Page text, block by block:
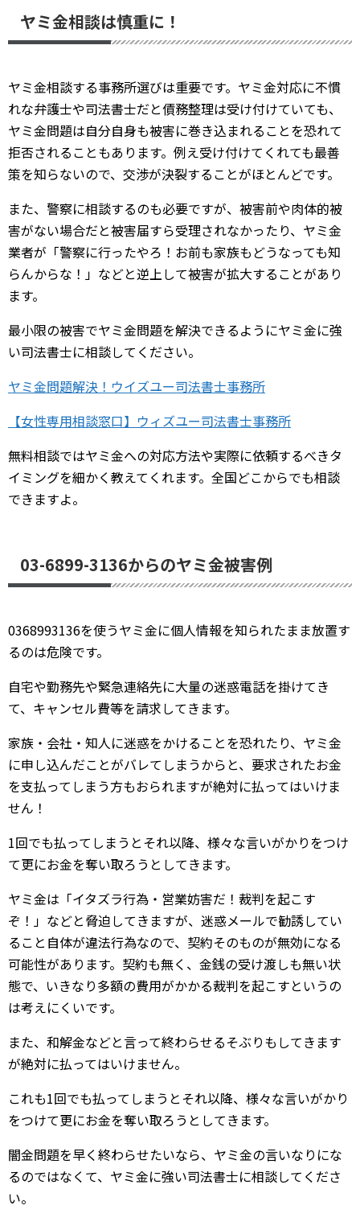
ヤミ金相談は慎重に！
ヤミ金相談する事務所選びは重要です。ヤミ金対応に不慣
れな弁護士や司法書士だと債務整理は受け付けていても、
ヤミ金問題は自分自身も被害に巻き込まれることを恐れて
拒否されることもあります。例え受け付けてくれても最善
策を知らないので、交渉が決裂することがほとんどです。
また、警察に相談するのも必要ですが、被害前や肉体的被
害がない場合だと被害届すら受理されなかったり、ヤミ金
業者が「警察に行ったやろ！お前も家族もどうなっても知
らんからな！」などと逆上して被害が拡大することがあり
ます。
最小限の被害でヤミ金問題を解決できるようにヤミ金に強
い司法書士に相談してください。
ヤミ金問題解決！ウイズユー司法書士事務所
【女性専用相談窓口】ウィズユー司法書士事務所
無料相談ではヤミ金への対応方法や実際に依頼するべきタ
イミングを細かく教えてくれます。全国どこからでも相談
できますよ。
03-6899-3136からのヤミ金被害例
0368993136を使うヤミ金に個人情報を知られたまま放置す
るのは危険です。
自宅や勤務先や緊急連絡先に大量の迷惑電話を掛けてき
て、キャンセル費等を請求してきます。
家族・会社・知人に迷惑をかけることを恐れたり、ヤミ金
に申し込んだことがバレてしまうからと、要求されたお金
を支払ってしまう方もおられますが絶対に払ってはいけま
せん！
1回でも払ってしまうとそれ以降、様々な言いがかりをつけ
て更にお金を奪い取ろうとしてきます。
ヤミ金は「イタズラ行為・営業妨害だ！裁判を起こす
ぞ！」などと脅迫してきますが、迷惑メールで勧誘してい
ること自体が違法行為なので、契約そのものが無効になる
可能性があります。契約も無く、金銭の受け渡しも無い状
態で、いきなり多額の費用がかかる裁判を起こすというの
は考えにくいです。
また、和解金などと言って終わらせるそぶりもしてきます
が絶対に払ってはいけません。
これも1回でも払ってしまうとそれ以降、様々な言いがかり
をつけて更にお金を奪い取ろうとしてきます。
闇金問題を早く終わらせたいなら、ヤミ金の言いなりにな
るのではなくて、ヤミ金に強い司法書士に相談してくださ
い。